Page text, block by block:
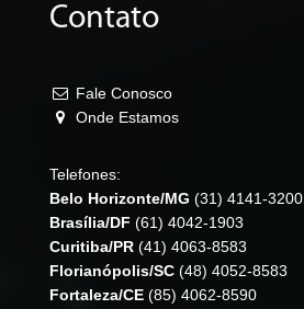
Contato
Fale Conosco
Onde Estamos
Telefones:
Belo Horizonte/MG (31) 4141-3200
Brasília/DF (61) 4042-1903
Curitiba/PR (41) 4063-8583
Florianópolis/SC (48) 4052-8583
Fortaleza/CE (85) 4062-8590